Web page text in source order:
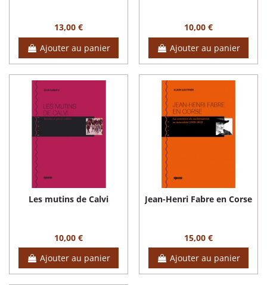
13,00 €
Ajouter au panier
10,00 €
Ajouter au panier
Les mutins de Calvi
10,00 €
Ajouter au panier
Jean-Henri Fabre en Corse
15,00 €
Ajouter au panier